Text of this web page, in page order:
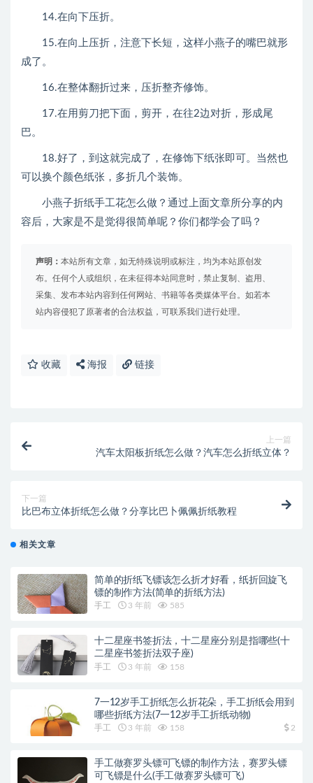
14.在向下压折。
15.在向上压折，注意下长短，这样小燕子的嘴巴就形
成了。
16.在整体翻折过来，压折整齐修饰。
17.在用剪刀把下面，剪开，在往2边对折，形成尾
巴。
18.好了，到这就完成了，在修饰下纸张即可。当然也
可以换个颜色纸张，多折几个装饰。
小燕子折纸手工花怎么做？通过上面文章所分享的内
容后，大家是不是觉得很简单呢？你们都学会了吗？
声明： 本站所有文章，如无特殊说明或标注，均为本站原创发
布。任何个人或组织，在未征得本站同意时，禁止复制、盗用、
采集、发布本站内容到任何网站、书籍等各类媒体平台。如若本
站内容侵犯了原著者的合法权益，可联系我们进行处理。
收藏 海报 链接
上一篇
汽车太阳板折纸怎么做？汽车怎么折纸立体？
下一篇
比巴布立体折纸怎么做？分享比巴卜佩佩折纸教程
相关文章
简单的折纸飞镖该怎么折才好看，纸折回旋飞
镖的制作方法(简单的折纸方法)
手工 3 年前 585
十二星座书签折法，十二星座分别是指哪些(十
二星座书签折法双子座)
手工 3 年前 158
7一12岁手工折纸怎么折花朵，手工折纸会用到
哪些折纸方法(7一12岁手工折纸动物)
手工 3 年前 158 2
手工做赛罗头镖可飞镖的制作方法，赛罗头镖
可飞镖是什么(手工做赛罗头镖可飞)